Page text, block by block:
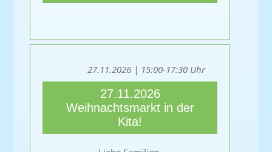
27.11.2026 | 15:00-17:30 Uhr
27.11.2026
Weihnachtsmarkt in der
Kita!